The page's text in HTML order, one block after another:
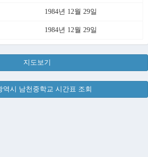
1984년 12월 29일
1984년 12월 29일
지도보기
역시 남천중학교 시간표 조회